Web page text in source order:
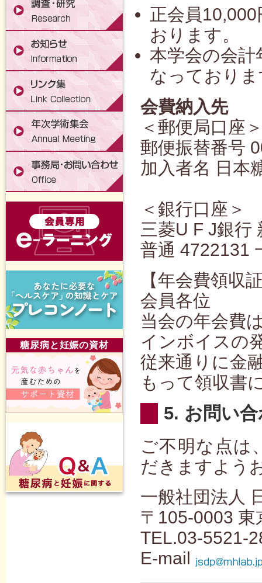
正会員
おります。
本学会の会
なっており
会費納入先
＜郵便局口座
郵便振替番号
加入者名 日本
＜銀行口座＞
三菱U F J銀行
普通 4722131
【年会費領収
会員各位
当会の年会費
インボイスの
従来通りに金
もって領収書
5. お問い
ご不明な点は
だきますよう
一般社団法人
〒105-0003 東
TEL.03-5521-
E-mail
糖尿病と妊娠の資材